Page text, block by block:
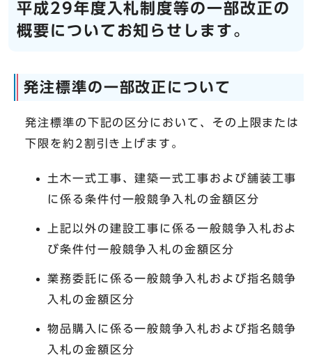
平成29年度入札制度等の一部改正の
概要についてお知らせします。
発注標準の一部改正について
発注標準の下記の区分において、その上限または
下限を約2割引き上げます。
土木一式工事、建築一式工事および舗装工事
に係る条件付一般競争入札の金額区分
上記以外の建設工事に係る一般競争入札およ
び条件付一般競争入札の金額区分
業務委託に係る一般競争入札および指名競争
入札の金額区分
物品購入に係る一般競争入札および指名競争
入札の金額区分